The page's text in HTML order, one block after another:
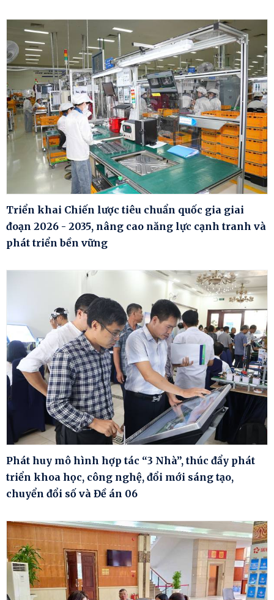
Triển khai Chiến lược tiêu chuẩn quốc gia giai
đoạn 2026 - 2035, nâng cao năng lực cạnh tranh và
phát triển bền vững
Phát huy mô hình hợp tác “3 Nhà”, thúc đẩy phát
triển khoa học, công nghệ, đổi mới sáng tạo,
chuyển đổi số và Đề án 06